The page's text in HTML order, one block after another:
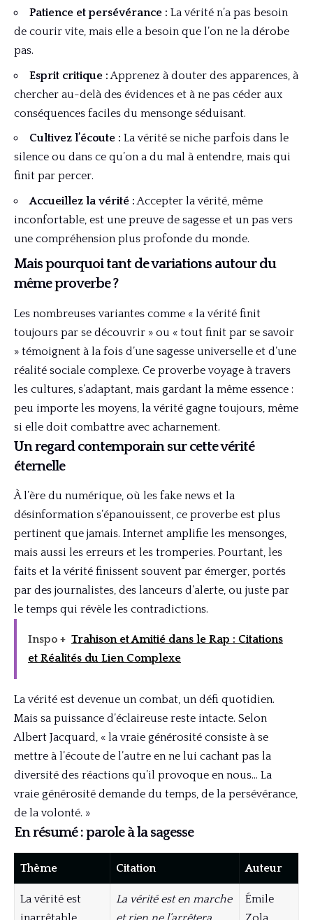
Patience et persévérance : La vérité n’a pas besoin
de courir vite, mais elle a besoin que l’on ne la dérobe
pas.
Esprit critique :Apprenez à douter des apparences, à
chercher au-delà des évidences et à ne pas céder aux
conséquences faciles du mensonge séduisant.
Cultivez l’écoute : La vérité se niche parfois dans le
silence ou dans ce qu’on a du mal à entendre, mais qui
finit par percer.
Accueillez la vérité :Accepter la vérité, même
inconfortable, est une preuve de sagesse et un pas vers
une compréhension plus profonde du monde.
Mais pourquoi tant de variations autour du
même proverbe ?
Les nombreuses variantes comme « la vérité finit
toujours par se découvrir » ou « tout finit par se savoir
» témoignent à la fois d’une sagesse universelle et d’une
réalité sociale complexe. Ce proverbe voyage à travers
les cultures, s’adaptant, mais gardant la même essence :
peu importe les moyens, la vérité gagne toujours, même
si elle doit combattre avec acharnement.
Un regard contemporain sur cette vérité
éternelle
À l’ère du numérique, où les fake news et la
désinformation s’épanouissent, ce proverbe est plus
pertinent que jamais. Internet amplifie les mensonges,
mais aussi les erreurs et les tromperies. Pourtant, les
faits et la vérité finissent souvent par émerger, portés
par des journalistes, des lanceurs d’alerte, ou juste par
le temps qui révèle les contradictions.
Inspo + Trahison et Amitié dans le Rap : Citations
et Réalités du Lien Complexe
La vérité est devenue un combat, un défi quotidien.
Mais sa puissance d’éclaireuse reste intacte. Selon
Albert Jacquard, « la vraie générosité consiste à se
mettre à l’écoute de l’autre en ne lui cachant pas la
diversité des réactions qu’il provoque en nous… La
vraie générosité demande du temps, de la persévérance,
de la volonté. »
En résumé : parole à la sagesse
Thème Citation Auteur
La vérité est
La vérité est en marche
Émile